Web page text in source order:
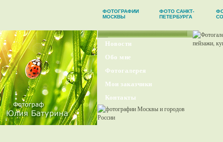
ФОТОГРАФИИ
МОСКВЫ
ФОТО САНКТ-
ПЕТЕРБУРГА
Новости
Обо мне
Фотогалерея
Мои заказчики
Контакты